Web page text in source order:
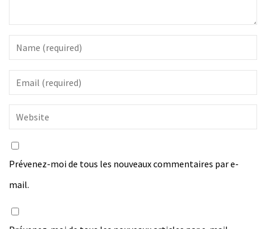
Prévenez-moi de tous les nouveaux commentaires par e-
mail.